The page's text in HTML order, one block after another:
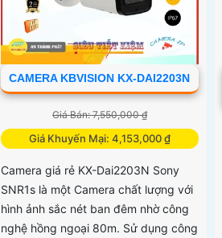
CAMERA KBVISION KX-DAI2203N
Giá Bán: 7,550,000 ₫
Giá Khuyến Mại: 4,153,000 ₫
Camera giá rẻ KX-Dai2203N Sony
SNR1s là một Camera chất lượng với
hình ảnh sắc nét ban đêm nhờ công
nghệ hồng ngoại 80m. Sử dụng công